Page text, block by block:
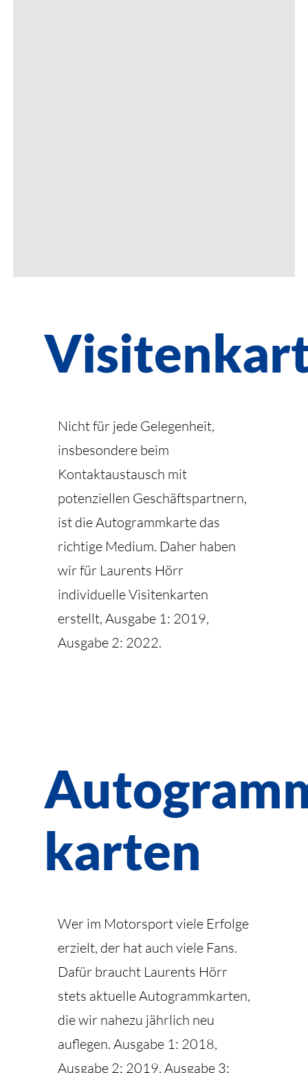
Nicht für jede Gelegenheit,
insbesondere beim
Kontaktaustausch mit
potenziellen Geschäftspartnern,
ist die Autogrammkarte das
richtige Medium. Daher haben
wir für Laurents Hörr
individuelle Visitenkarten
erstellt, Ausgabe 1: 2019,
Ausgabe 2: 2022.
karten
Wer im Motorsport viele Erfolge
erzielt, der hat auch viele Fans.
Dafür braucht Laurents Hörr
stets aktuelle Autogrammkarten,
die wir nahezu jährlich neu
auflegen. Ausgabe 1: 2018,
Ausgabe 2: 2019, Ausgabe 3: